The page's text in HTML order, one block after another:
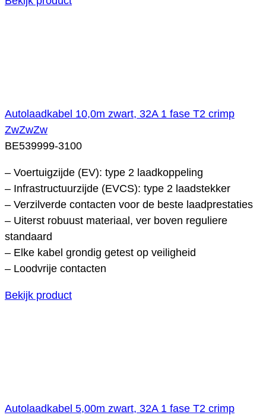
Autolaadkabel 10,0m zwart, 32A 1 fase T2 crimp
ZwZwZw
BE539999-3100
– Voertuigzijde (EV): type 2 laadkoppeling
– Infrastructuurzijde (EVCS): type 2 laadstekker
– Verzilverde contacten voor de beste laadprestaties
– Uiterst robuust materiaal, ver boven reguliere
standaard
– Elke kabel grondig getest op veiligheid
– Loodvrije contacten
Bekijk product
Autolaadkabel 5,00m zwart, 32A 1 fase T2 crimp